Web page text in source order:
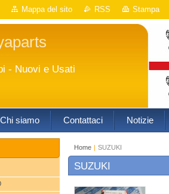
Mappa del sito RSS Stampa
- Nuovi e Usati
Chi siamo Contattaci Notizie
Home | SUZUKI
SUZUKI